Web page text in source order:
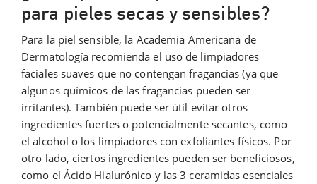
para pieles secas y sensibles?
Para la piel sensible, la Academia Americana de
Dermatología recomienda el uso de limpiadores
faciales suaves que no contengan fragancias (ya que
algunos químicos de las fragancias pueden ser
irritantes). También puede ser útil evitar otros
ingredientes fuertes o potencialmente secantes, como
el alcohol o los limpiadores con exfoliantes físicos. Por
otro lado, ciertos ingredientes pueden ser beneficiosos,
como el Ácido Hialurónico y las 3 ceramidas esenciales